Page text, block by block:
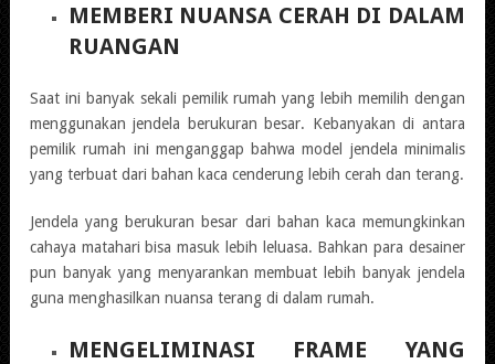
MEMBERI NUANSA CERAH DI DALAM
RUANGAN
Saat ini banyak sekali pemilik rumah yang lebih memilih dengan
menggunakan jendela berukuran besar. Kebanyakan di antara
pemilik rumah ini menganggap bahwa model jendela minimalis
yang terbuat dari bahan kaca cenderung lebih cerah dan terang.
Jendela yang berukuran besar dari bahan kaca memungkinkan
cahaya matahari bisa masuk lebih leluasa. Bahkan para desainer
pun banyak yang menyarankan membuat lebih banyak jendela
guna menghasilkan nuansa terang di dalam rumah.
MENGELIMINASI FRAME YANG